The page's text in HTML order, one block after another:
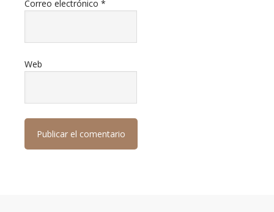
Correo electrónico *
Web